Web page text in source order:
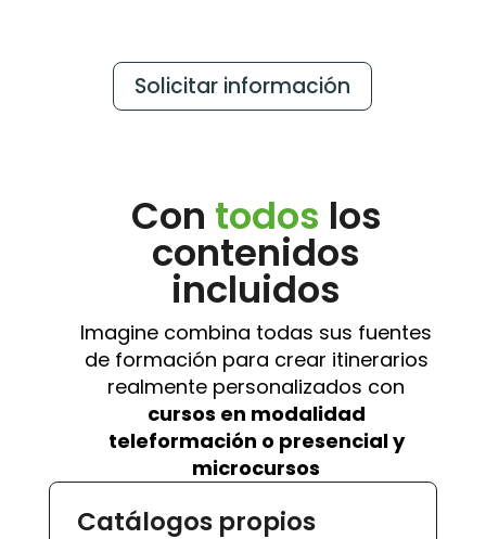
Solicitar información
Con todos los
contenidos
incluidos
Imagine combina todas sus fuentes
de formación para crear itinerarios
realmente personalizados con
cursos en modalidad
teleformación o presencial y
microcursos
Catálogos propios